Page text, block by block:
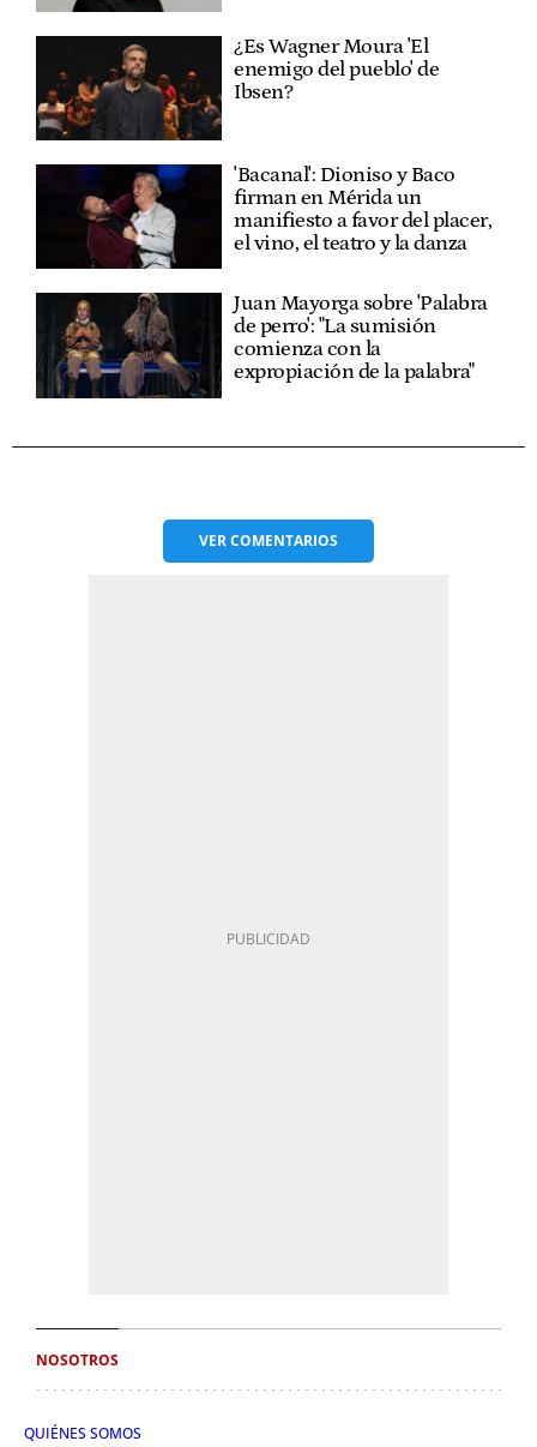
¿Es Wagner Moura 'El
enemigo del pueblo' de
Ibsen?
'Bacanal': Dioniso y Baco
firman en Mérida un
manifiesto a favor del placer,
el vino, el teatro y la danza
Juan Mayorga sobre 'Palabra
de perro': "La sumisión
comienza con la
expropiación de la palabra"
VERCOMENTARIOS
NOSOTROS
QUIÉNES SOMOS